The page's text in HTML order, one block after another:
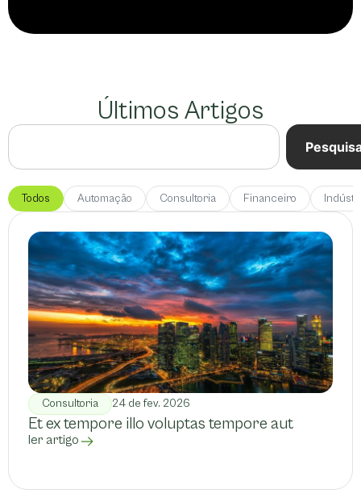
Últimos Artigos
Automação Consultoria Financeiro
Todos
Consultoria 24 de fev. 2026
Et ex tempore illo voluptas tempore aut
ler artigo